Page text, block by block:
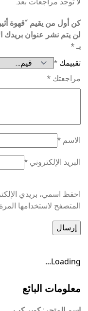
كن أول من يقيم “قهوة أثيوبيا
لن يتم نشر عنوان بريدك
بـ *
تقييمك *
مراجعتك *
الاسم *
البريد الإلكتروني *
احفظ اسمي، بريدي
المتصفح لاستخدامها
Loading...
معلومات البائع